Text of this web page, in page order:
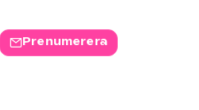
Prenumerera